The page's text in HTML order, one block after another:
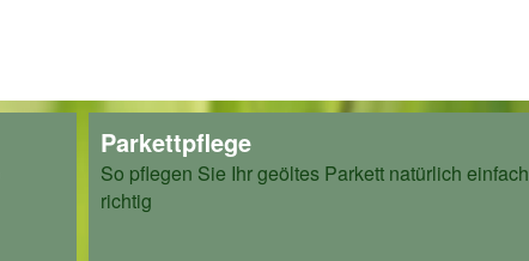
Parkettpflege
So pflegen Sie Ihr geöltes Parkett natürlich einfach
richtig